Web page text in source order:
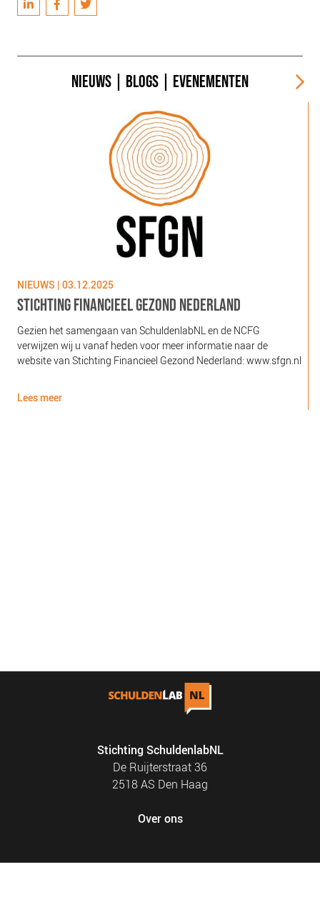
NIEUWS BLOGS EVENEMENTEN
NIEUWS | 03.12.2025
STICHTING FINANCIEEL GEZOND NEDERLAND
Gezien het samengaan van SchuldenlabNL en de NCFG
verwijzen wij u vanaf heden voor meer informatie naar de
website van Stichting Financieel Gezond Nederland: www.sfgn.nl
Lees meer
Stichting SchuldenlabNL
De Ruijterstraat 36
2518 AS Den Haag
Over ons